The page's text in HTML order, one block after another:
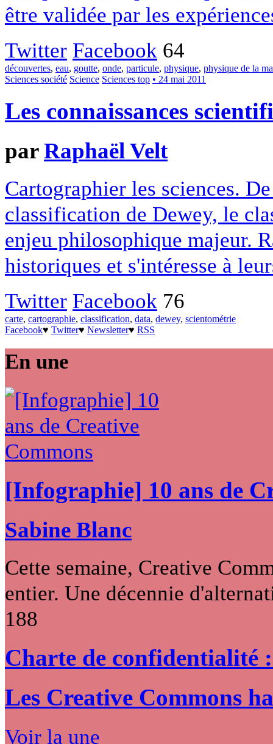
être validée par les
Twitter Facebook 64
découvertes, eau, goutte, onde, particule, physique, physique de la
Sciences société Science Sciences top • 24 mai 2011
Les connaissances
parRaphaël Velt
Cartographier les sciences.
classification de Dewey, le
enjeu philosophique majeur.
historiques et s'intéresse à
Twitter Facebook 76
carte, cartographie, classification, data, dewey, scientométrie
Facebook♥ Twitter♥ Newsletter♥ RSS
En une
[Infographie] 10 ans de
Sabine Blanc
Cette semaine, Creative
entier. Une décennie
188
Charte de confidentialité
Les Creative Commons
Voir la une